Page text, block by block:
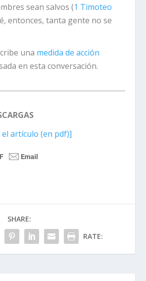
sean salvos (1 Timoteo
entonces, tanta gente no se
una medida de acción
en esta conversación.
el artículo (en pdf)]
SHARE:
RATE: